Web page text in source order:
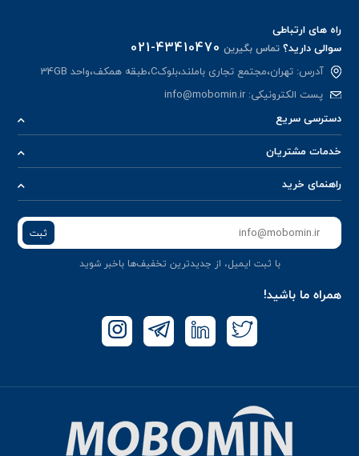
راه های ارتباطی
سوالی دارید؟تماس بگیرین 021-43410470
آدرس: تهران،مجتمع تجاری باملند،بلوکC،طبقه همکف،واحد 34GB
پست الکترونیکی:info@mobomin.ir
دسترسی سریع
خدمات مشتریان
راهنمای خرید
ثبت
با ثبت ایمیل، از جدید‌ترین تخفیف‌ها با‌خبر شوید
همراه ما باشید!